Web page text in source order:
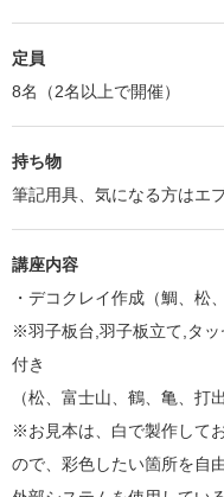
定員
8名（2名以上で開催）
持ち物
筆記用具、気になる方はエ
講座内容
・デコクレイ作成（鯛、松、
※羽子板台,羽子板立て,タ
付き
（松、富士山、鶴、亀、打
※お見本は、白で製作して
ので、彩色したい箇所を自